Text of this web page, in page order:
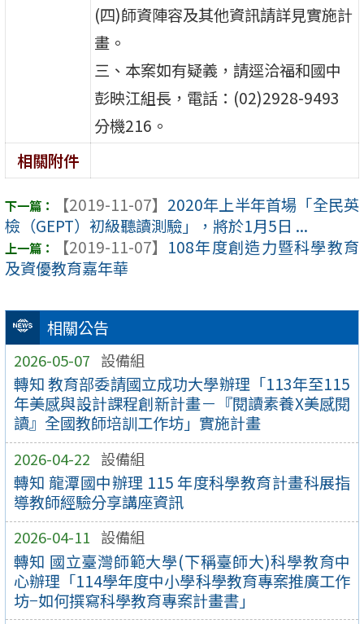
相關公告
2026-05-07 設備組
轉知 教育部委請國立成功大學辦理「113年至115
年美感與設計課程創新計畫－『閱讀素養X美感閱
讀』全國教師培訓工作坊」實施計畫
2026-04-22 設備組
轉知 龍潭國中辦理 115 年度科學教育計畫科展指
導教師經驗分享講座資訊
2026-04-11 設備組
轉知 國立臺灣師範大學(下稱臺師大)科學教育中
心辦理「114學年度中小學科學教育專案推廣工作
坊−如何撰寫科學教育專案計畫書」
(四)師資陣容及其他資訊請詳見實施計
畫。
三、本案如有疑義，請逕洽福和國中
彭映江組長，電話：(02)2928-9493
分機216。
相關附件
【2019-11-07】 2020年上半年首場「全民英
檢（GEPT）初級聽讀測驗」，將於1月5日 ...
【2019-11-07】 108年度創造力暨科學教育
及資優教育嘉年華